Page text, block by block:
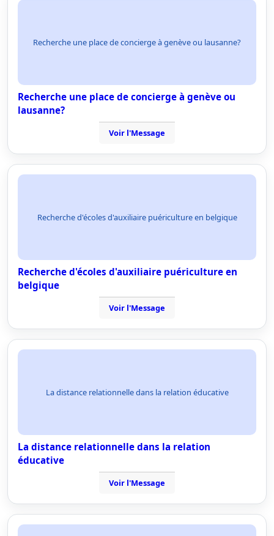
Recherche une place de concierge à genève ou lausanne?
Recherche une place de concierge à genève ou
lausanne?
Voir l'Message
Recherche d'écoles d'auxiliaire puériculture en belgique
Recherche d'écoles d'auxiliaire puériculture en
belgique
Voir l'Message
La distance relationnelle dans la relation éducative
La distance relationnelle dans la relation
éducative
Voir l'Message